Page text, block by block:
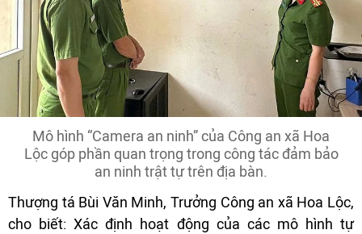
Mô hình “Camera an ninh” của Công an xã Hoa
Lộc góp phần quan trọng trong công tác đảm bảo
an ninh trật tự trên địa bàn.
Thượng tá Bùi Văn Minh, Trưởng Công an xã Hoa Lộc,
cho biết: Xác định hoạt động của các mô hình tự